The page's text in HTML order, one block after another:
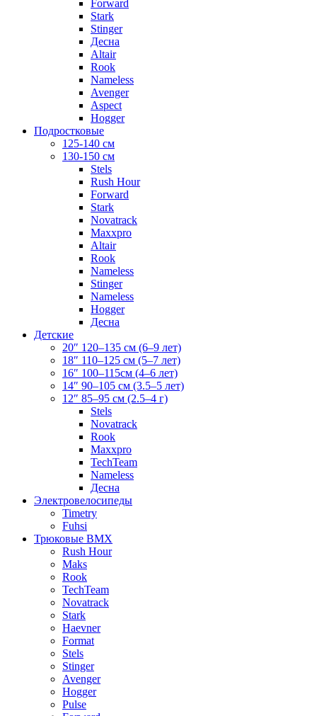
Forward
Stark
Stinger
Десна
Altair
Rook
Nameless
Avenger
Aspect
Hogger
Подростковые
125-140 см
130-150 см
Stels
Rush Hour
Forward
Stark
Novatrack
Maxxpro
Altair
Rook
Nameless
Stinger
Nameless
Hogger
Десна
Детские
20″ 120–135 см (6–9 лет)
18″ 110–125 см (5–7 лет)
16″ 100–115см (4–6 лет)
14″ 90–105 см (3.5–5 лет)
12″ 85–95 см (2.5–4 г)
Stels
Novatrack
Rook
Maxxpro
TechTeam
Nameless
Десна
Электровелосипеды
Timetry
Fuhsi
Трюковые BMX
Rush Hour
Maks
Rook
TechTeam
Novatrack
Stark
Haevner
Format
Stels
Stinger
Avenger
Hogger
Pulse